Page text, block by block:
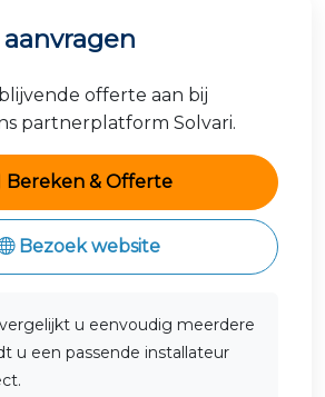
offerte aan bij
partnerplatform Solvari.
Bereken & Offerte
Bezoek website
u eenvoudig meerdere
u een passende installateur